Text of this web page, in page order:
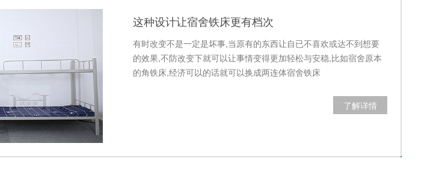
这种设计让宿舍铁床更有档次
有时改变不是一定是坏事,当原有的东西让自已不喜欢或达不到想要
的效果,不防改变下就可以让事情变得更加轻松与安稳,比如宿舍原本
的角铁床,经济可以的话就可以换成两连体宿舍铁床
了解详情